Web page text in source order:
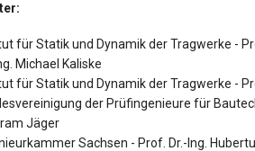
für Statik und Dynamik der Tragwerke -
Michael Kaliske
für Statik und Dynamik der Tragwerke -
der Prüfingenieure für
Jäger
Sachsen - Prof. Dr.-Ing.